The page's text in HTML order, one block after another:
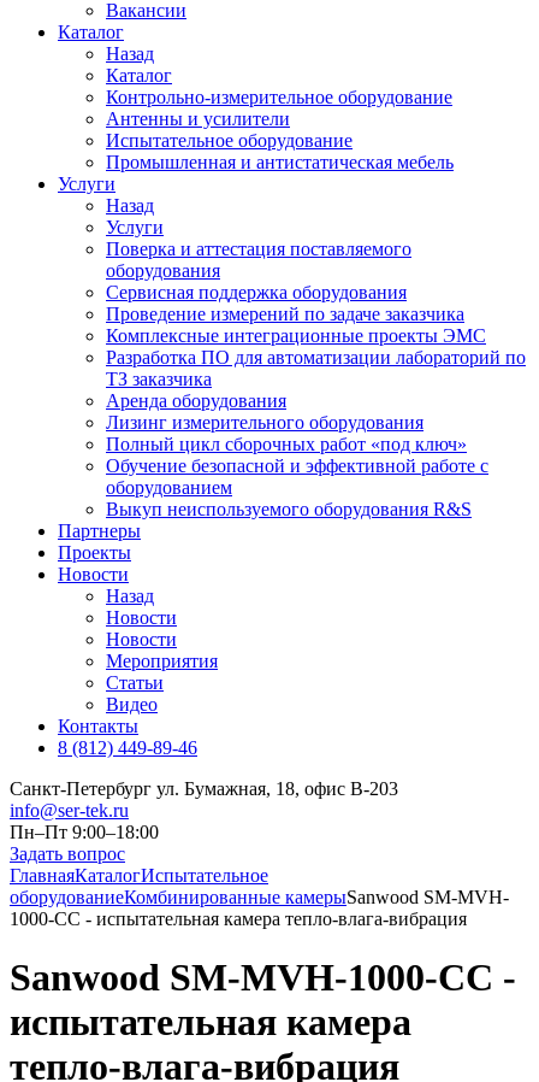
Вакансии
Каталог
Назад
Каталог
Контрольно-измерительное оборудование
Антенны и усилители
Испытательное оборудование
Промышленная и антистатическая мебель
Услуги
Назад
Услуги
Поверка и аттестация поставляемого
оборудования
Сервисная поддержка оборудования
Проведение измерений по задаче заказчика
Комплексные интеграционные проекты ЭМС
Разработка ПО для автоматизации лабораторий по
ТЗ заказчика
Аренда оборудования
Лизинг измерительного оборудования
Полный цикл сборочных работ «под ключ»
Обучение безопасной и эффективной работе с
оборудованием
Выкуп неиспользуемого оборудования R&S
Партнеры
Проекты
Новости
Назад
Новости
Новости
Мероприятия
Статьи
Видео
Контакты
8 (812) 449-89-46
Санкт-Петербург ул. Бумажная, 18, офис B-203
info@ser-tek.ru
Пн–Пт 9:00–18:00
Задать вопрос
ГлавнаяКаталогИспытательное
оборудованиеКомбинированные камерыSanwood SM-MVH-
1000-CC - испытательная камера тепло-влага-вибрация
Sanwood SM-MVH-1000-CC -
испытательная камера
тепло-влага-вибрация